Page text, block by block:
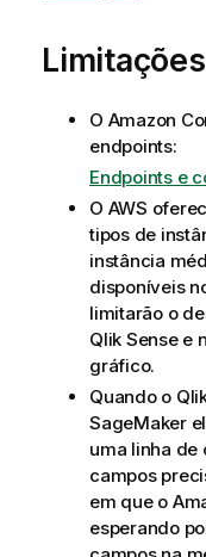
Limitações
O Amazon
endpoints:
Endpoints e
O AWS
tipos de
instância
disponíveis
limitarão o
Qlik Sensee
gráfico.
Quando o
SageMaker
uma linha de
campos
em que o
esperando